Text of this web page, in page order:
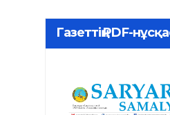
Газеттің PDF-